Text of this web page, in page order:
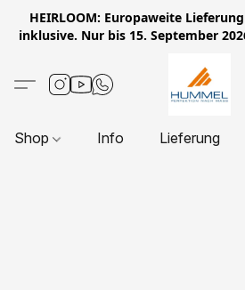
HEIRLOOM: Europaweite
inklusive. Nur bis 15. September
Shop Info Lieferung